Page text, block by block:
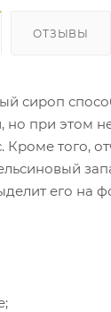
ОТЗЫВЫ
сироп
но при этом
Кроме того,
его на